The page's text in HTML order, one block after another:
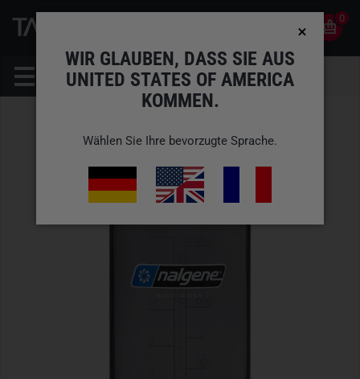
0
WIR GLAUBEN, DASS SIE AUS
UNITED STATES OF AMERICA
KOMMEN.
Wählen Sie Ihre bevorzugte Sprache.